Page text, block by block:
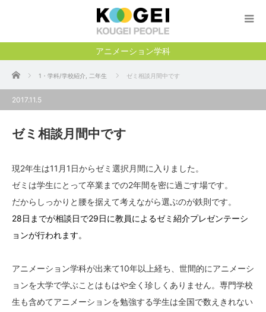
アニメーション学科
ホーム 1・学科/学校紹介 二年生 ゼミ相談月間中です
2017.11.5
ゼミ相談月間中です
現2年生は11月1日からゼミ選択月間に入りました。
ゼミは学生にとって卒業までの2年間を密に過ごす場です。
だからしっかりと腰を据えて考えながら選ぶのが鉄則です。
28日までが相談日で29日に教員によるゼミ紹介プレゼンテーシ
ョンが行われます。
アニメーション学科が出来て10年以上経ち、世間的にアニメーシ
ョンを大学で学ぶことはもはや全く珍しくありません。専門学校
生も含めてアニメーションを勉強する学生は全国で数えきれない